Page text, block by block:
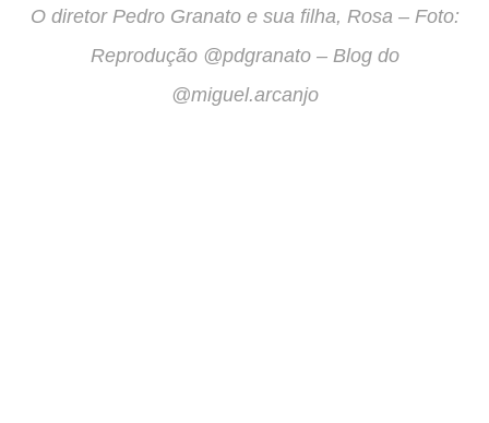
O diretor Pedro Granato e sua filha, Rosa – Foto:
Reprodução @pdgranato – Blog do
@miguel.arcanjo